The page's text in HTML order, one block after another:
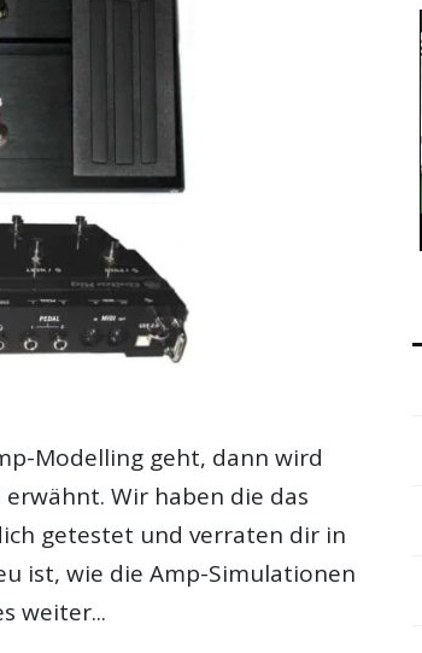
Modelling geht, dann wird
Wir haben die das
getestet und verraten dir in
ist, wie die Amp-Simulationen
weiter...